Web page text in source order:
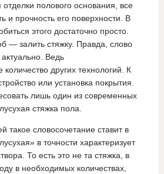
отделки полового основания, все
и прочность его поверхности. В
этого достаточно просто.
— залить стяжку. Правда, слово
Ведь
других технологий. К
или установка покрытия.
лишь один из современных
стяжка пола.
такое словосочетание ставит в
в точности характеризует
То есть это не та стяжка, в
в необходимых количествах,